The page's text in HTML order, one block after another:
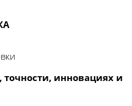
инновациях и